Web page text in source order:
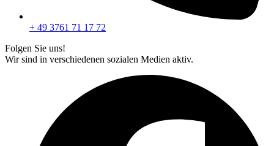
+ 49 3761 71 17 72
Folgen Sie uns!
Wir sind in verschiedenen sozialen Medien aktiv.